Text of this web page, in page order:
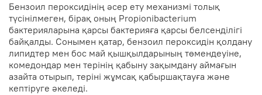
Бензоил пероксидінің әсер ету механизмі толық
түсінілмеген, бірақ оның Propionibacterium
бактерияларына қарсы бактерияға қарсы белсенділігі
байқалды. Сонымен қатар, бензоил пероксидін қолдану
липидтер мен бос май қышқылдарының төмендеуіне,
комедондар мен терінің қабыну зақымдану аймағын
азайта отырып, теріні жұмсақ қабыршақтауға және
кептіруге әкеледі.